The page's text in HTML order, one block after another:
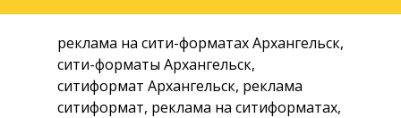
реклама на сити-форматах Архангельск,
сити-форматы Архангельск,
ситиформат Архангельск, реклама
ситиформат, реклама на ситиформатах,